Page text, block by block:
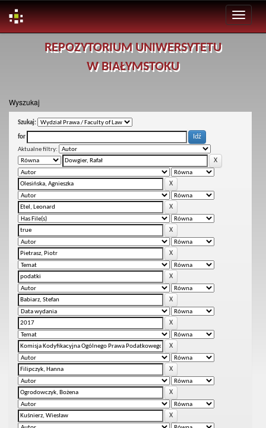
REPOZYTORIUM UNIWERSYTETU
W BIAŁYMSTOKU
Wyszukaj
Szukaj:
for
Aktualne filtry: